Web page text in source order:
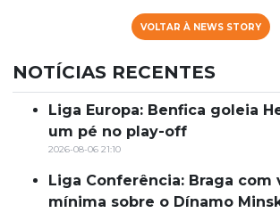
VOLTAR À NEWS STORY
NOTÍCIAS RECENTES
Liga Europa: Benfica goleia
um pé no play-off
2026-08-06 21:10
Liga Conferência: Braga com
mínima sobre o Dínamo